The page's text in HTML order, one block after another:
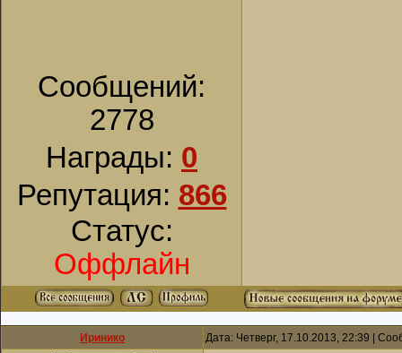
Сообщений:
2778
Награды: 0
Репутация: 866
Статус:
Оффлайн
Иринико Дата: Четверг, 17.10.2013, 22:39 |